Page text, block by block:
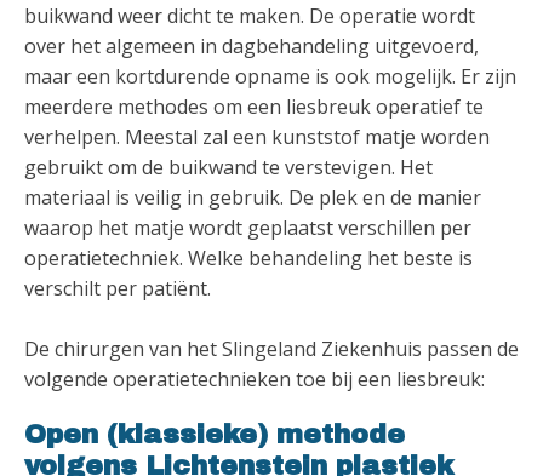
buikwand weer dicht te maken. De operatie wordt
over het algemeen in dagbehandeling uitgevoerd,
maar een kortdurende opname is ook mogelijk. Er zijn
meerdere methodes om een liesbreuk operatief te
verhelpen. Meestal zal een kunststof matje worden
gebruikt om de buikwand te verstevigen. Het
materiaal is veilig in gebruik. De plek en de manier
waarop het matje wordt geplaatst verschillen per
operatietechniek. Welke behandeling het beste is
verschilt per patiënt.
De chirurgen van het Slingeland Ziekenhuis passen de
volgende operatietechnieken toe bij een liesbreuk:
Open (klassieke) methode
volgens Lichtenstein plastiek